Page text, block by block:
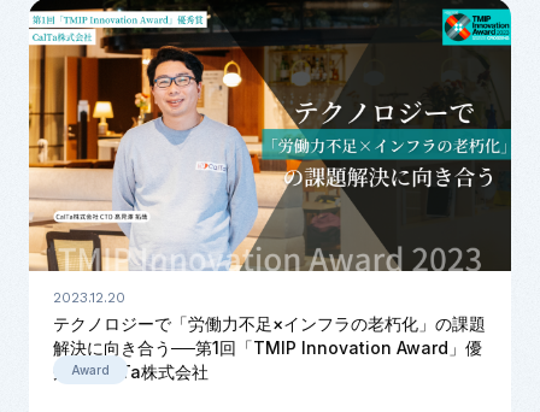
2023.12.20
テクノロジーで「労働力不足×インフラの老朽化」の課題
解決に向き合う──第1回「TMIP Innovation Award」優
秀賞:CalTa株式会社
Award